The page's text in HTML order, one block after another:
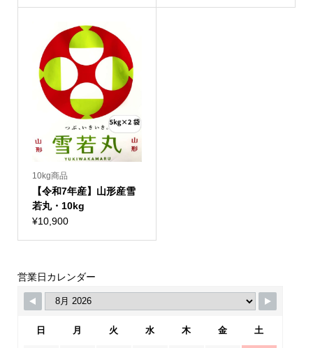
10kg商品
【令和7年産】山形産雪
若丸・10kg
¥10,900
営業日カレンダー
日 月 火 水 木 金 土